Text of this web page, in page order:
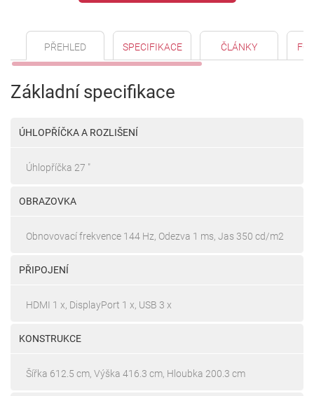
PŘEHLED SPECIFIKACE ČLÁNKY
Základní specifikace
ÚHLOPŘÍČKA A ROZLIŠENÍ
Úhlopříčka 27 "
OBRAZOVKA
Obnovovací frekvence 144 Hz, Odezva 1 ms, Jas 350 cd/m2
PŘIPOJENÍ
HDMI 1 x, DisplayPort 1 x, USB 3 x
KONSTRUKCE
Šířka 612.5 cm, Výška 416.3 cm, Hloubka 200.3 cm